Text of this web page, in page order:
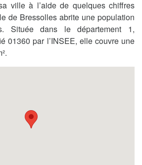
ville à l’aide de quelques chiffres
de Bressolles abrite une population
Située dans le département 1,
01360 par l’INSEE, elle couvre une